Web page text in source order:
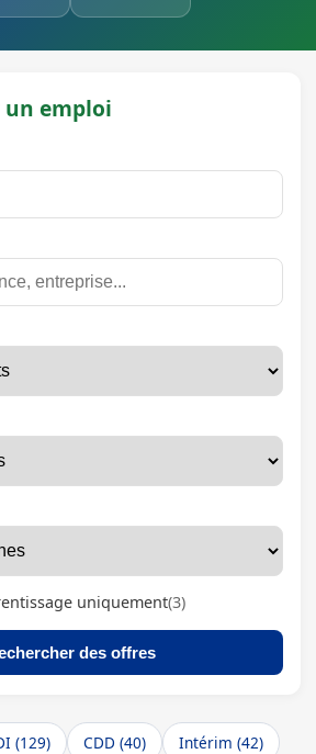
un emploi
uniquement(3)
des offres
(129) CDD (40)
Intérim (42)